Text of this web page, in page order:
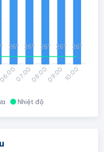
Nhiệt độ
07:0008:0009:0010:00
26° 26° 26° 26° 26°